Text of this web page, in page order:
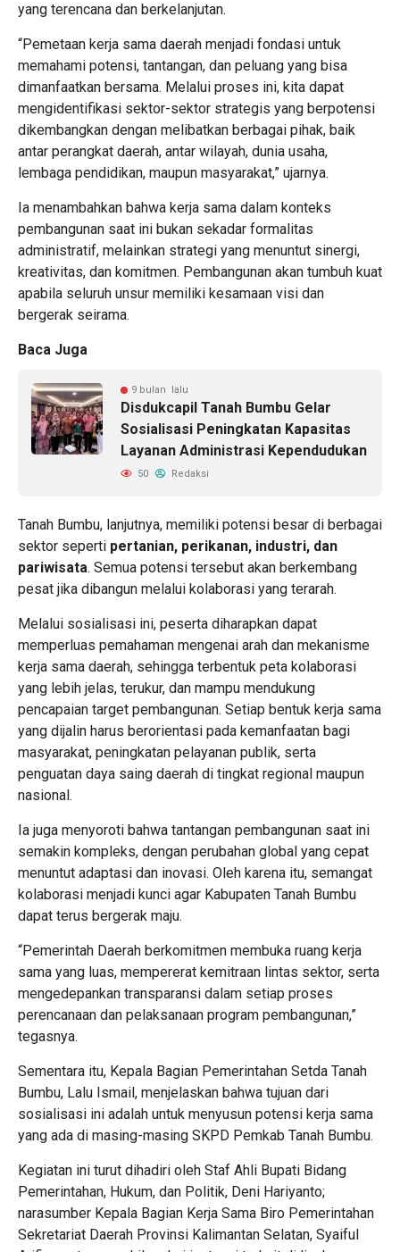
yang terencana dan berkelanjutan.
“Pemetaan kerja sama daerah menjadi fondasi untuk
memahami potensi, tantangan, dan peluang yang bisa
dimanfaatkan bersama. Melalui proses ini, kita dapat
mengidentifikasi sektor-sektor strategis yang berpotensi
dikembangkan dengan melibatkan berbagai pihak, baik
antar perangkat daerah, antar wilayah, dunia usaha,
lembaga pendidikan, maupun masyarakat,” ujarnya.
Ia menambahkan bahwa kerja sama dalam konteks
pembangunan saat ini bukan sekadar formalitas
administratif, melainkan strategi yang menuntut sinergi,
kreativitas, dan komitmen. Pembangunan akan tumbuh kuat
apabila seluruh unsur memiliki kesamaan visi dan
bergerak seirama.
Baca Juga
9 bulan lalu
Disdukcapil Tanah Bumbu Gelar
Sosialisasi Peningkatan Kapasitas
Layanan Administrasi Kependudukan
50 Redaksi
Tanah Bumbu, lanjutnya, memiliki potensi besar di berbagai
sektor seperti pertanian, perikanan, industri, dan
pariwisata. Semua potensi tersebut akan berkembang
pesat jika dibangun melalui kolaborasi yang terarah.
Melalui sosialisasi ini, peserta diharapkan dapat
memperluas pemahaman mengenai arah dan mekanisme
kerja sama daerah, sehingga terbentuk peta kolaborasi
yang lebih jelas, terukur, dan mampu mendukung
pencapaian target pembangunan. Setiap bentuk kerja sama
yang dijalin harus berorientasi pada kemanfaatan bagi
masyarakat, peningkatan pelayanan publik, serta
penguatan daya saing daerah di tingkat regional maupun
nasional.
Ia juga menyoroti bahwa tantangan pembangunan saat ini
semakin kompleks, dengan perubahan global yang cepat
menuntut adaptasi dan inovasi. Oleh karena itu, semangat
kolaborasi menjadi kunci agar Kabupaten Tanah Bumbu
dapat terus bergerak maju.
“Pemerintah Daerah berkomitmen membuka ruang kerja
sama yang luas, mempererat kemitraan lintas sektor, serta
mengedepankan transparansi dalam setiap proses
perencanaan dan pelaksanaan program pembangunan,”
tegasnya.
Sementara itu, Kepala Bagian Pemerintahan Setda Tanah
Bumbu, Lalu Ismail, menjelaskan bahwa tujuan dari
sosialisasi ini adalah untuk menyusun potensi kerja sama
yang ada di masing-masing SKPD Pemkab Tanah Bumbu.
Kegiatan ini turut dihadiri oleh Staf Ahli Bupati Bidang
Pemerintahan, Hukum, dan Politik, Deni Hariyanto;
narasumber Kepala Bagian Kerja Sama Biro Pemerintahan
Sekretariat Daerah Provinsi Kalimantan Selatan, Syaiful